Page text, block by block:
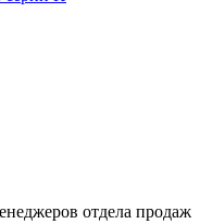
отдела продаж